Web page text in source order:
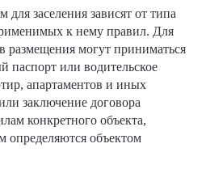
к нему правил. Для
размещения могут приниматься
паспорт или водительское
апартаментов и иных
заключение договора
конкретного объекта,
определяются объектом